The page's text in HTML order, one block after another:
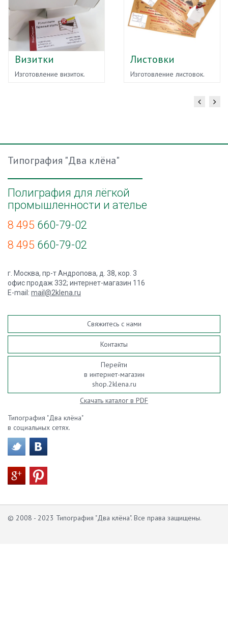
Визитки
Изготовление визиток.
Листовки
Изготовление листовок.
Типография "Два клёна"
Полиграфия для лёгкой
промышленности и ателье
8 495 660-79-02
8 495 660-79-02
г. Москва, пр-т Андропова, д. 38, кор. 3
офис продаж 332; интернет-магазин 116
E-mail: mail@2klena.ru
Свяжитесь с нами
Контакты
Перейти
в интернет-магазин
shop.2klena.ru
Скачать каталог в PDF
Типография "Два клёна"
в социальных сетях.
© 2008 - 2023 Типография "Два клёна". Все права защищены.